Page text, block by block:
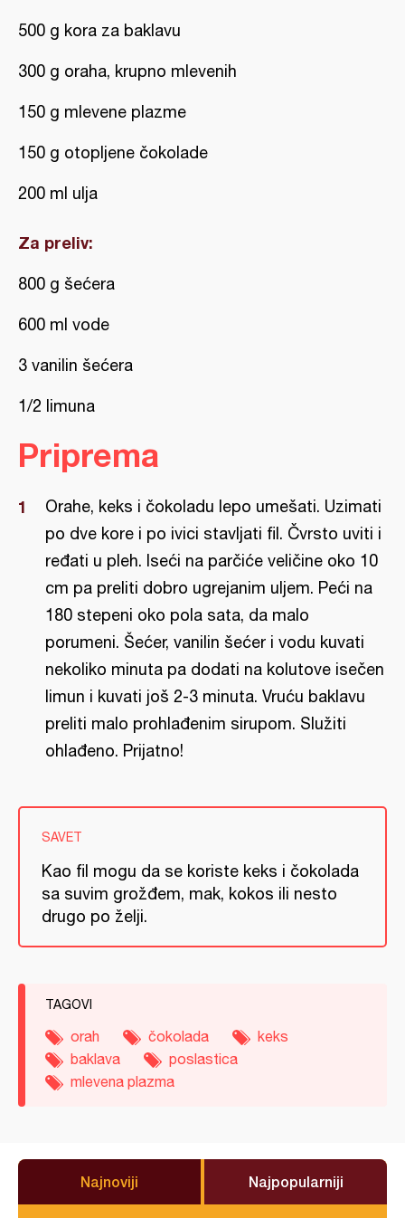
500 g kora za baklavu
300 g oraha, krupno mlevenih
150 g mlevene plazme
150 g otopljene čokolade
200 ml ulja
Za preliv:
800 g šećera
600 ml vode
3 vanilin šećera
1/2 limuna
Priprema
Orahe, keks i čokoladu lepo umešati. Uzimati
po dve kore i po ivici stavljati fil. Čvrsto uviti i
ređati u pleh. Iseći na parčiće veličine oko 10
cm pa preliti dobro ugrejanim uljem. Peći na
180 stepeni oko pola sata, da malo
porumeni. Šećer, vanilin šećer i vodu kuvati
nekoliko minuta pa dodati na kolutove isečen
limun i kuvati još 2-3 minuta. Vruću baklavu
preliti malo prohlađenim sirupom. Služiti
ohlađeno. Prijatno!
SAVET
Kao fil mogu da se koriste keks i čokolada
sa suvim grožđem, mak, kokos ili nesto
drugo po želji.
TAGOVI
orah čokolada
keks
baklava
poslastica
mlevena plazma
Najnoviji Najpopularniji